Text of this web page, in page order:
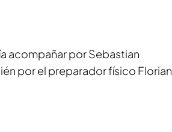
acompañar por Sebastian
por el preparador físico Florian